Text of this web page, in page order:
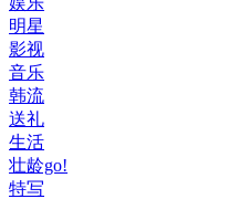
明星
影视
音乐
韩流
送礼
生活
壮龄go!
特写